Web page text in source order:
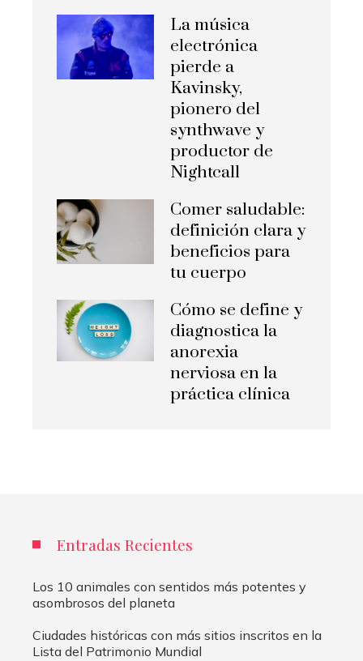
La música
electrónica
pierde a
Kavinsky,
pionero del
synthwave y
productor de
Nightcall
Comer saludable:
definición clara y
beneficios para
tu cuerpo
Cómo se define y
diagnostica la
anorexia
nerviosa en la
práctica clínica
Entradas Recientes
Los 10 animales con sentidos más potentes y
asombrosos del planeta
Ciudades históricas con más sitios inscritos en la
Lista del Patrimonio Mundial